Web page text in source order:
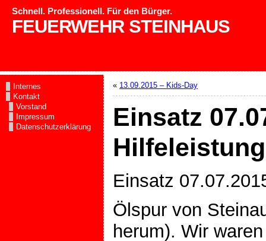
FEUERWEHR STEINHAUS
Schnell. Professionell. Für den Bürger.
Internes
Kontakt
Vorstand
Impressum
Datenschutzerklärung
« 13.09.2015 – Kids-Day
Einsatz
Einsatz
Ölspur von
herum). Wir